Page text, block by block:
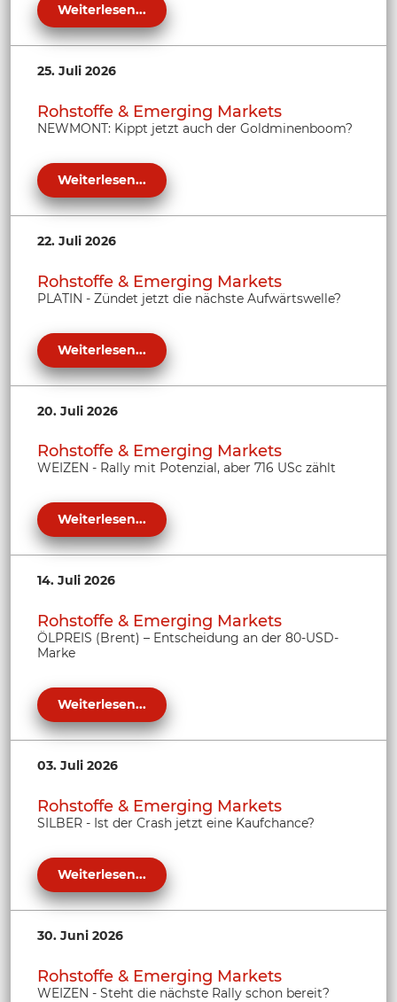
Weiterlesen...
25. Juli 2026
Rohstoffe & Emerging Markets
NEWMONT: Kippt jetzt auch der Goldminenboom?
Weiterlesen...
22. Juli 2026
Rohstoffe & Emerging Markets
PLATIN - Zündet jetzt die nächste Aufwärtswelle?
Weiterlesen...
20. Juli 2026
Rohstoffe & Emerging Markets
WEIZEN - Rally mit Potenzial, aber 716 USc zählt
Weiterlesen...
14. Juli 2026
Rohstoffe & Emerging Markets
ÖLPREIS (Brent) – Entscheidung an der 80-USD-
Marke
Weiterlesen...
03. Juli 2026
Rohstoffe & Emerging Markets
SILBER - Ist der Crash jetzt eine Kaufchance?
Weiterlesen...
30. Juni 2026
Rohstoffe & Emerging Markets
WEIZEN - Steht die nächste Rally schon bereit?